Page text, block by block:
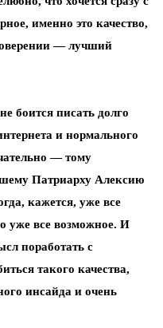
именно это качество,
— лучший
боится писать долго
и нормального
— тому
Патриарху Алексию
кажется, уже все
уже все возможное. И
поработать с
такого качества,
инсайда и очень